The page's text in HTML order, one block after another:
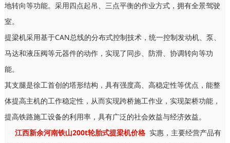
地转向等功能。采用四点起吊、三点平衡的作业方式，拥有全景驾驶
室。
提梁机采用基于CAN总线的分布式控制技术，统一控制发动机、泵、
马达和液压阀等元器件的动作，实现了同步、防滑、协调转向等功
能。
其支腿是徐工首创的塔形结构，具有强度高、高稳定性等优点，能整
体提高主机的工作稳定性，从而实现跨桥施工作业，实现架桥功能，
提高铁路施工设备的利用率，具有广泛的社会效益与经济效益。
江西新余河南铁山200t轮胎式提梁机价格 实惠，主要经营产品有